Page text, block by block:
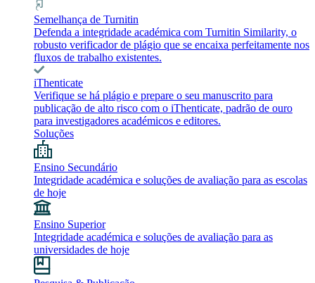
Semelhança de Turnitin
Defenda a integridade académica com Turnitin Similarity, o
robusto verificador de plágio que se encaixa perfeitamente nos
fluxos de trabalho existentes.
iThenticate
Verifique se há plágio e prepare o seu manuscrito para
publicação de alto risco com o iThenticate, padrão de ouro
para investigadores académicos e editores.
Soluções
Ensino Secundário
Integridade académica e soluções de avaliação para as escolas
de hoje
Ensino Superior
Integridade académica e soluções de avaliação para as
universidades de hoje